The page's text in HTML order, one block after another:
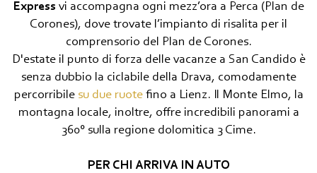
Express vi accompagna ogni mezz’ora a Perca (Plan de
Corones), dove trovate l’impianto di risalita per il
comprensorio del Plan de Corones.
D'estate il punto di forza delle vacanze a San Candido è
senza dubbio la ciclabile della Drava, comodamente
percorribile su due ruotefino a Lienz. Il Monte Elmo, la
montagna locale, inoltre, offre incredibili panorami a
360° sulla regione dolomitica 3 Cime.
PER CHI ARRIVA IN AUTO